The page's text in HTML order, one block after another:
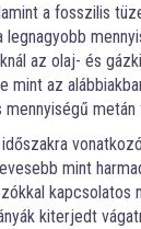
a fosszilis
az olaj- és
mint az
metán
mint
kapcsolatos
kiterjedt